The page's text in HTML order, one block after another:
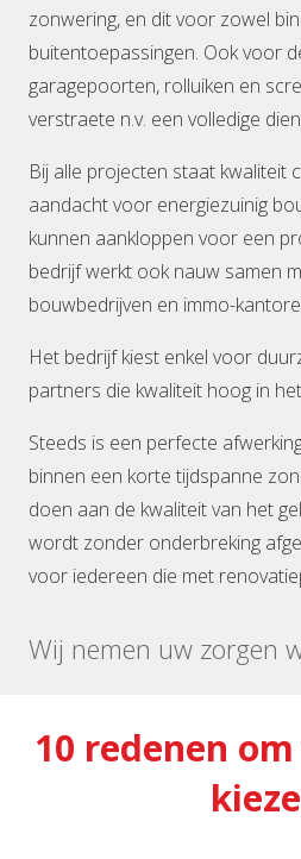
zonwering, en dit voor zowel
buitentoepassingen. Ook voor
garagepoorten, rolluiken en
verstraete n.v. een volledige
Bij alle projecten staat kwaliteit
aandacht voor energiezuinig
kunnen aankloppen voor een
bedrijf werkt ook nauw samen
bouwbedrijven en immo-
Het bedrijf kiest enkel voor
partners die kwaliteit hoog in
Steeds is een perfecte
binnen een korte tijdspanne
doen aan de kwaliteit van het
wordt zonder onderbreking
voor iedereen die met
Wij nemen uw zorgen
10 redenen